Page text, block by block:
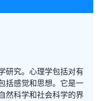
研究。心理学包括对有
括感觉和思想。它是一
然科学和社会科学的界